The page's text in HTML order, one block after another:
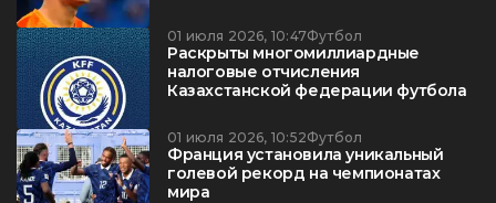
01 июля 2026, 10:47Футбол
Раскрыты многомиллиардные
налоговые отчисления
Казахстанской федерации футбола
01 июля 2026, 10:52Футбол
Франция установила уникальный
голевой рекорд на чемпионатах
мира